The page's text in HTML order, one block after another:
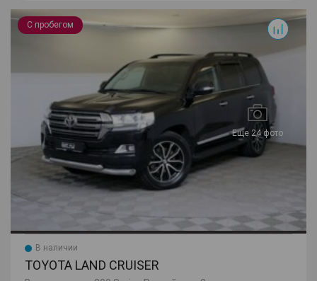
С пробегом
Еще 24 фото
Land Cruiser
В наличии
TOYOTA LAND CRUISER